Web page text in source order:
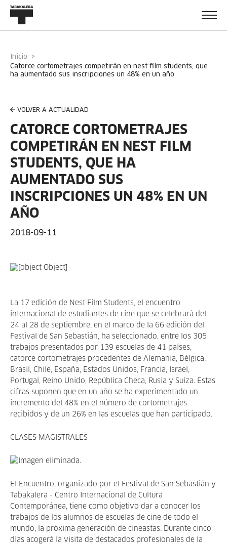
Inicio
catorce cortometrajes competirán en nest film students, que
ha aumentado sus inscripciones un 48% en un año
VOLVER A ACTUALIDAD
CATORCE CORTOMETRAJES
COMPETIRÁN EN NEST FILM
STUDENTS, QUE HA
AUMENTADO SUS
INSCRIPCIONES UN 48% EN UN
AÑO
2018-09-11
La 17 edición de Nest Film Students, el encuentro
internacional de estudiantes de cine que se celebrará del
24 al 28 de septiembre, en el marco de la 66 edición del
Festival de San Sebastián, ha seleccionado, entre los 305
trabajos presentados por 139 escuelas de 41 países,
catorce cortometrajes procedentes de Alemania, Bélgica,
Brasil, Chile, España, Estados Unidos, Francia, Israel,
Portugal, Reino Unido, República Checa, Rusia y Suiza. Estas
cifras suponen que en un año se ha experimentado un
incremento del 48% en el número de cortometrajes
recibidos y de un 26% en las escuelas que han participado.
CLASES MAGISTRALES
El Encuentro, organizado por el Festival de San Sebastián y
Tabakalera - Centro Internacional de Cultura
Contemporánea, tiene como objetivo dar a conocer los
trabajos de los alumnos de escuelas de cine de todo el
mundo, la próxima generación de cineastas. Durante cinco
días acogerá la visita de destacados profesionales de la